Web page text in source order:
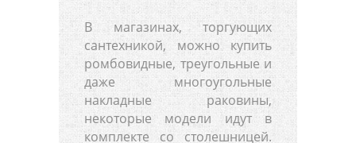
В магазинах, торгующих
сантехникой, можно купить
ромбовидные, треугольные и
даже многоугольные
накладные раковины,
некоторые модели идут в
комплекте со столешницей.